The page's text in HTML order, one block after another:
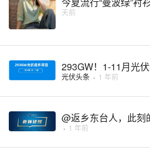
天前
293GW！1-11月光
光伏头条 · 1 年前
@返乡东台人，此
· 1 年前